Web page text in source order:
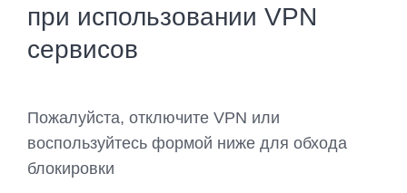
при использовании VPN
сервисов
Пожалуйста, отключите VPN или
воспользуйтесь формой ниже для обхода
блокировки